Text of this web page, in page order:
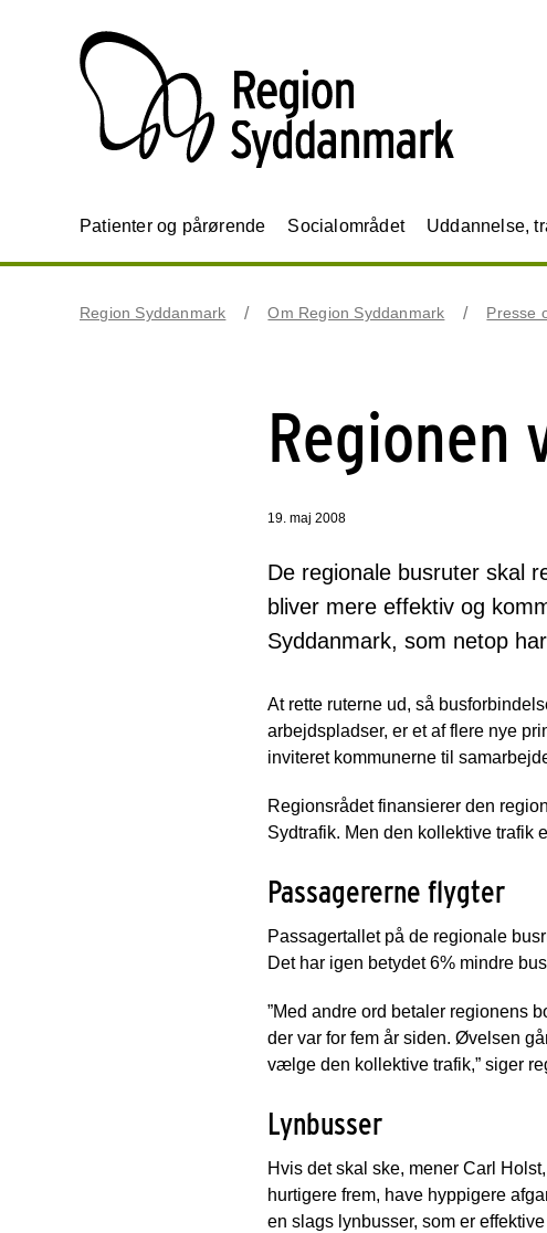
Patienter og pårørende Socialområdet Uddannelse,
Region Syddanmark Om Region Syddanmark Presse
19. maj 2008
De regionale busruter skal
bliver mere effektiv og
Syddanmark, som netop
At rette ruterne ud, så
arbejdspladser, er et af flere nye
inviteret kommunerne til
Regionsrådet finansierer den
Sydtrafik. Men den kollektive trafik
Passagererne flygter
Passagertallet på de regionale
Det har igen betydet 6% mindre
”Med andre ord betaler regionens
der var for fem år siden. Øvelsen
vælge den kollektive trafik,” siger
Lynbusser
Hvis det skal ske, mener Carl
hurtigere frem, have hyppigere
en slags lynbusser, som er